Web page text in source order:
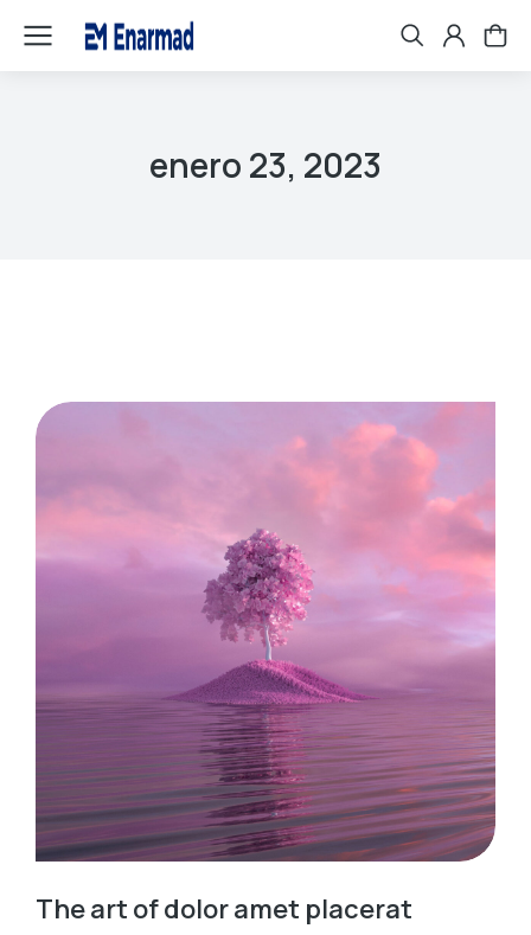
enero 23, 2023
The art of dolor amet placerat